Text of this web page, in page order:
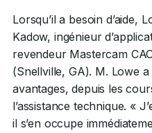
Lorsqu’il a besoin d’aide,
Kadow, ingénieur
revendeur Mastercam
(Snellville, GA). M. Lowe
avantages, depuis les
l’assistance technique. «
il s’en occupe